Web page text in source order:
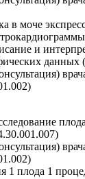
в моче
и
данных
1 плода 1